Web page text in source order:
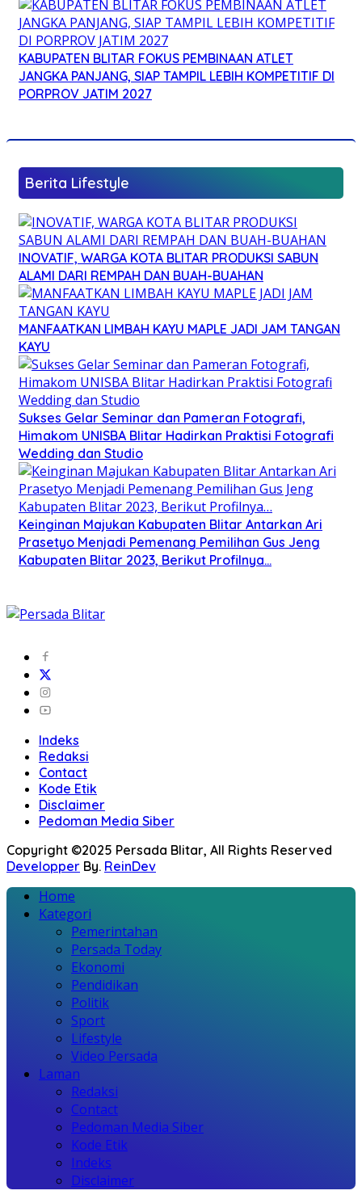
KABUPATEN BLITAR FOKUS PEMBINAAN ATLET
JANGKA PANJANG, SIAP TAMPIL LEBIH KOMPETITIF DI
PORPROV JATIM 2027
Berita Lifestyle
INOVATIF, WARGA KOTA BLITAR PRODUKSI SABUN
ALAMI DARI REMPAH DAN BUAH-BUAHAN
MANFAATKAN LIMBAH KAYU MAPLE JADI JAM TANGAN
KAYU
Sukses Gelar Seminar dan Pameran Fotografi,
Himakom UNISBA Blitar Hadirkan Praktisi Fotografi
Wedding dan Studio
Keinginan Majukan Kabupaten Blitar Antarkan Ari
Prasetyo Menjadi Pemenang Pemilihan Gus Jeng
Kabupaten Blitar 2023, Berikut Profilnya…
Indeks
Redaksi
Contact
Kode Etik
Disclaimer
Pedoman Media Siber
Copyright ©2025 Persada Blitar, All Rights Reserved
Developper By. ReinDev
Home
Kategori
Pemerintahan
Persada Today
Ekonomi
Pendidikan
Politik
Sport
Lifestyle
Video Persada
Laman
Redaksi
Contact
Pedoman Media Siber
Kode Etik
Indeks
Disclaimer